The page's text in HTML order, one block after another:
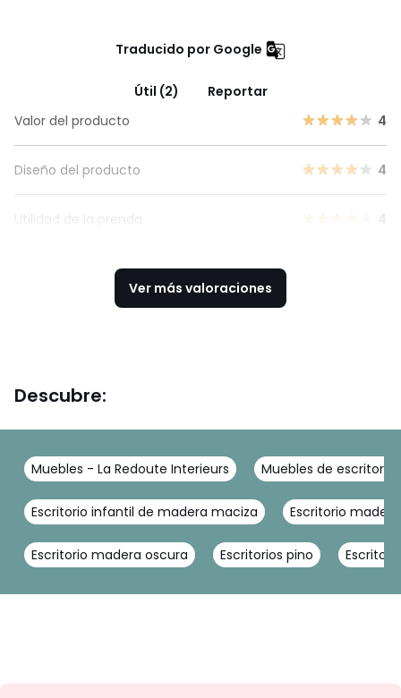
Traducido por Google
Útil (2)
Reportar
Valor del producto
4
Diseño del producto 4
Utilidad de la prenda 4
Ver más valoraciones
Descubre:
Muebles - La Redoute Interieurs Muebles de escritorio
Escritorio infantil de madera maciza Escritorio madera
Escritorio madera oscura Escritorios pino